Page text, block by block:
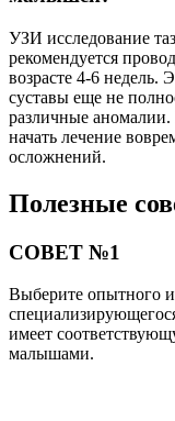
УЗИ исследование
рекомендуется
возрасте 4-6 недель.
суставы еще не
различные аномалии.
начать лечение
осложнений.
Полезные
СОВЕТ №1
Выберите опытного
имеет
малышами.